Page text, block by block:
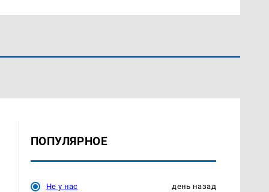
ПОПУЛЯРНОЕ
Не у нас день назад